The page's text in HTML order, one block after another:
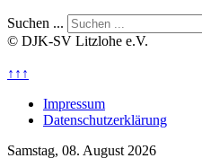
Suchen ...
© DJK-SV Litzlohe e.V.
↑↑↑
Impressum
Datenschutzerklärung
Samstag, 08. August 2026